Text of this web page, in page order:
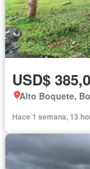
USD$
Alto Boquete,
Hace 1 semana, 13